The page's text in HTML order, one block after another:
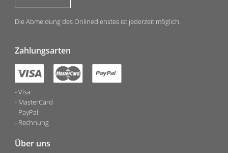
Die Abmeldung des Onlinedienstes ist jederzeit möglich.
Zahlungsarten
Visa
MasterCard
PayPal
Rechnung
Über uns